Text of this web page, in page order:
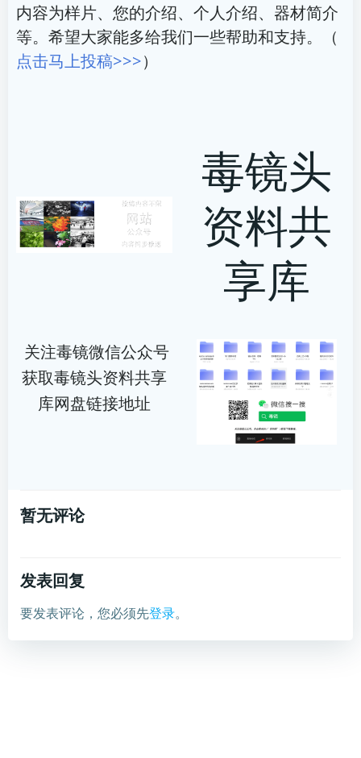
内容为样片、您的介绍、个人介绍、器材简介
等。希望大家能多给我们一些帮助和支持。（
点击马上投稿>>>）
毒镜头
资料共
享库
关注毒镜微信公众号
获取毒镜头资料共享
库网盘链接地址
暂无评论
发表回复
要发表评论，您必须先登录。